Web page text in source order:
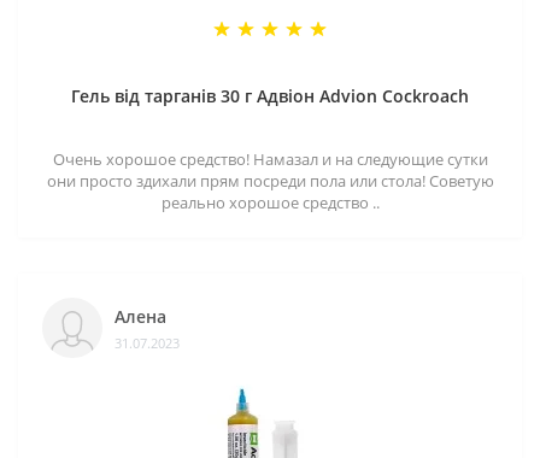
Гель від тарганів 30 г Адвіон Advion Cockroach
Очень хорошое средство! Намазал и на следующие сутки
они просто здихали прям посреди пола или стола! Советую
реально хорошое средство ..
Алена
31.07.2023